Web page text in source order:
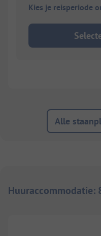
Kies je reisperiode
Alle
Huuraccommodatie: